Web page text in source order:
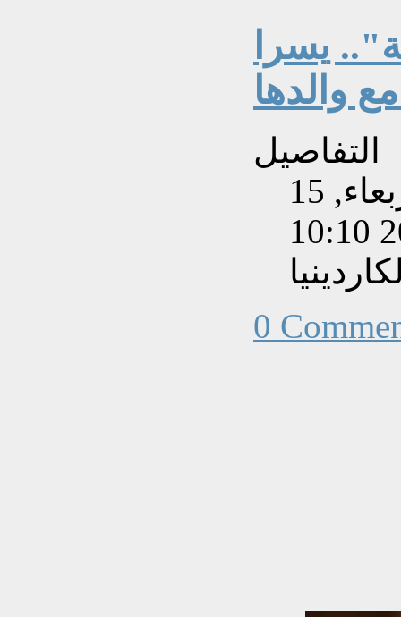
يسرا
والدها
التفاصيل
تم إنشاءه بتاريخ الأربعاء, 15
0